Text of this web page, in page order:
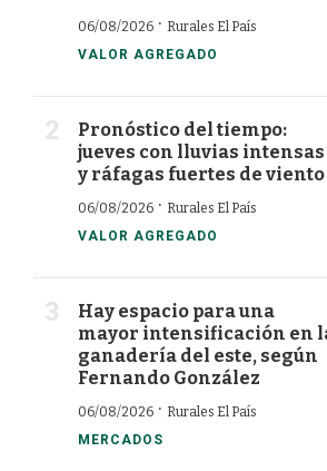
06/08/2026 · Rurales El País
VALOR AGREGADO
Pronóstico del tiempo:
jueves con lluvias intensas
y ráfagas fuertes de viento
06/08/2026 · Rurales El País
VALOR AGREGADO
Hay espacio para una
mayor intensificación en
ganadería del este, según
Fernando González
06/08/2026 · Rurales El País
MERCADOS